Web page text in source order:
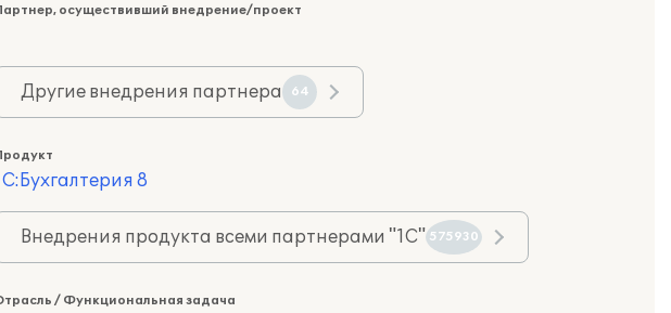
осуществивший внедрение/проект
Другие внедрения партнера 64
8
Внедрения продукта всеми партнерами "1С" 575930
/ Функциональная задача